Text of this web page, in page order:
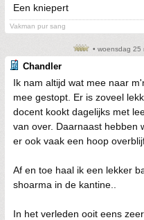
Een kniepert
Vakman pur sang
• woensdag 25
Chandler
Ik nam altijd wat mee naar
mee gestopt. Er is zoveel
docent kookt dagelijks met
van over. Daarnaast hebben
er ook vaak een hoop
Af en toe haal ik een lekker
shoarma in de kantine..
In het verleden ooit eens